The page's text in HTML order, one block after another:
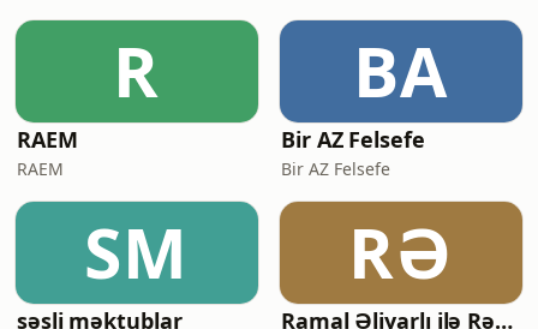
R
RAEM
RAEM
BA
Bir AZ Felsefe
Bir AZ Felsefe
SM
səsli məktublar
RƏ
Ramal Əliyarlı ilə Rəqəmsal Media⁠